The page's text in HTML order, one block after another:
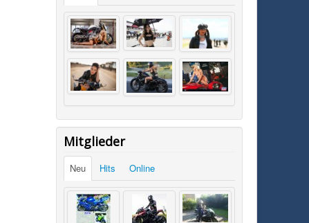
Mitglieder
Neu Hits Online